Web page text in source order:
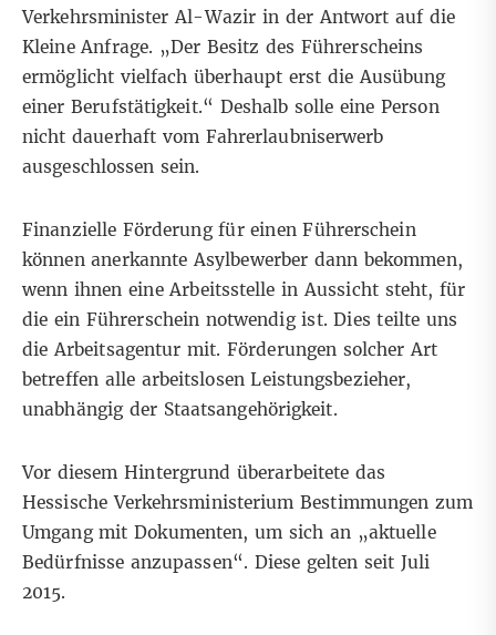
Verkehrsminister Al-Wazir in der Antwort auf die
Kleine Anfrage. „Der Besitz des Führerscheins
ermöglicht vielfach überhaupt erst die Ausübung
einer Berufstätigkeit.“ Deshalb solle eine Person
nicht dauerhaft vom Fahrerlaubniserwerb
ausgeschlossen sein.
Finanzielle Förderung für einen Führerschein
können anerkannte Asylbewerber dann bekommen,
wenn ihnen eine Arbeitsstelle in Aussicht steht, für
die ein Führerschein notwendig ist. Dies teilte uns
die Arbeitsagentur mit. Förderungen solcher Art
betreffen alle arbeitslosen Leistungsbezieher,
unabhängig der Staatsangehörigkeit.
Vor diesem Hintergrund überarbeitete das
Hessische Verkehrsministerium Bestimmungen zum
Umgang mit Dokumenten, um sich an „aktuelle
Bedürfnisse anzupassen“. Diese gelten seit Juli
2015.